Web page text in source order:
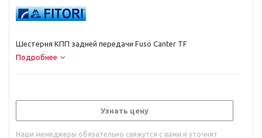
Шестерня КПП задней передачи Fuso Canter TF
Подробнее
Узнать цену
Наши менеджеры обязательно свяжутся с вами и уточнят